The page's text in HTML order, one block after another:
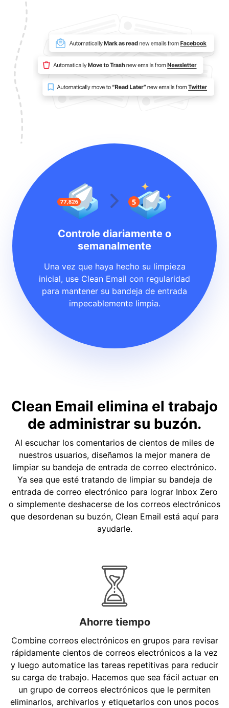
Controle diariamente o
semanalmente
Una vez que haya hecho su limpieza
inicial, use Clean Email con regularidad
para mantener su bandeja de entrada
impecablemente limpia.
Clean Email elimina el trabajo
de administrar su buzón.
Al escuchar los comentarios de cientos de miles de
nuestros usuarios, diseñamos la mejor manera de
limpiar su bandeja de entrada de correo electrónico.
Ya sea que esté tratando de limpiar su bandeja de
entrada de correo electrónico para lograr Inbox Zero
o simplemente deshacerse de los correos electrónicos
que desordenan su buzón, Clean Email está aquí para
ayudarle.
Ahorre tiempo
Combine correos electrónicos en grupos para revisar
rápidamente cientos de correos electrónicos a la vez
y luego automatice las tareas repetitivas para reducir
su carga de trabajo. Hacemos que sea fácil actuar en
un grupo de correos electrónicos que le permiten
eliminarlos, archivarlos y etiquetarlos con unos pocos